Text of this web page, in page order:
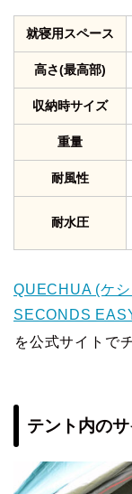
就寝用スペース
高さ(最高部)
収納時サイズ
重量
耐風性
耐水圧
QUECHUA (ケ
SECONDS
を公式サイトで
テント内の